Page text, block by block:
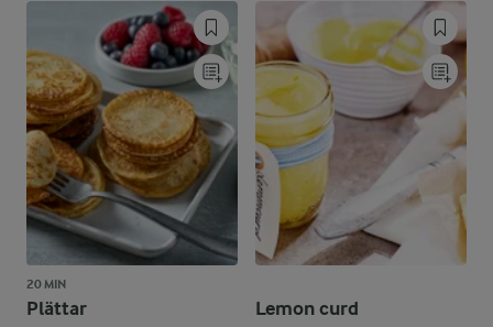
20 MIN
Plättar Lemon curd